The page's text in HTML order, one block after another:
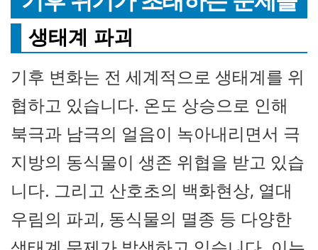
생태계 파괴
기후 변화는 전 세계적으로 생태계를 위
협하고 있습니다. 온도 상승으로 인해
북극과 남극의 얼음이 녹아내리면서 극
지방의 동식물이 생존 위협을 받고 있습
니다. 그리고 산호초의 백화현상, 열대
우림의 파괴, 동식물의 멸종 등 다양한